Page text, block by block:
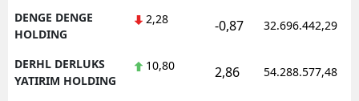
DENGE DENGE
HOLDING
2,28 -0,87 32.696.442,29
DERHL DERLUKS
YATIRIM HOLDING
10,80 2,86 54.288.577,48